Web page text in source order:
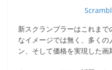
新スクランブラーはこれま
なイメージでは無く、多く
ン、そして価格を実現した画